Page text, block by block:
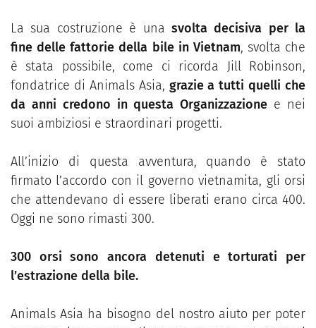
La sua costruzione è una svolta decisiva per la
fine delle fattorie della bile in Vietnam, svolta che
è stata possibile, come ci ricorda Jill Robinson,
fondatrice di Animals Asia, grazie a tutti quelli che
da anni credono in questa Organizzazione e nei
suoi ambiziosi e straordinari progetti.
All’inizio di questa avventura, quando è stato
firmato l’accordo con il governo vietnamita, gli orsi
che attendevano di essere liberati erano circa 400.
Oggi ne sono rimasti 300.
300 orsi sono ancora detenuti e torturati per
l’estrazione della bile.
Animals Asia ha bisogno del nostro aiuto per poter